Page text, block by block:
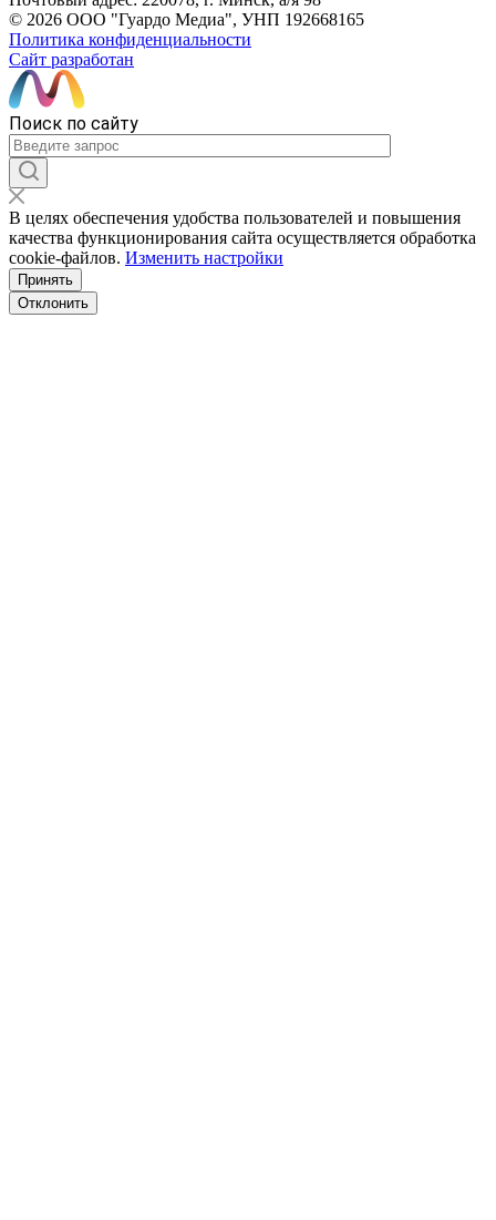
© 2026 ООО "Гуардо Медиа", УНП 192668165
Политика конфиденциальности
Сайт разработан
Поиск по сайту
В целях обеспечения удобства пользователей и повышения
качества функционирования сайта осуществляется обработка
сookiе-файлов. Изменить настройки
Принять
Отклонить